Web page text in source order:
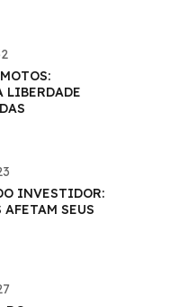
LIBERDADE
INVESTIDOR:
AFETAM SEUS